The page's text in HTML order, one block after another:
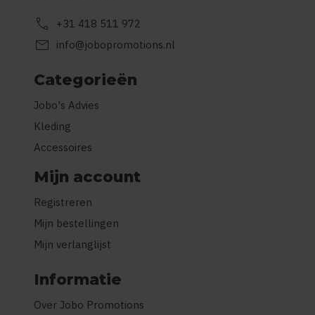
call +31 418 511 972
mail info@jobopromotions.nl
Categorieën
Jobo's Advies
Kleding
Accessoires
Mijn account
Registreren
Mijn bestellingen
Mijn verlanglijst
Informatie
Over Jobo Promotions